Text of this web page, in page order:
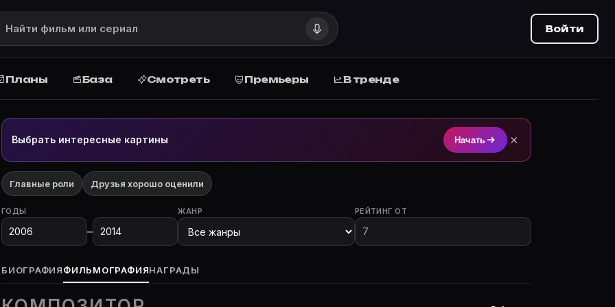
снимался, фильмография
роли, фото и биография на Movie Planner.
роли, фото, биография и все фильмы с участием на Movie Planner (movie-planner.ru).
Войти
Планы База Смотреть Премьеры В тренде
Выбрать интересные картины Начать ×
Главные роли Друзья хорошо оценили
ГОДЫ
–
ЖАНР РЕЙТИНГ ОТ
БИОГРАФИЯФИЛЬМОГРАФИЯНАГРАДЫ